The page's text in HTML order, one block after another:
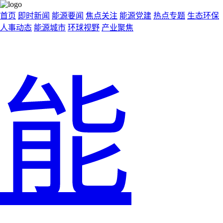
首页 即时新闻 能源要闻 焦点关注 能源党建 热点专题 生态环保
人事动态 能源城市 环球视野 产业聚焦
能